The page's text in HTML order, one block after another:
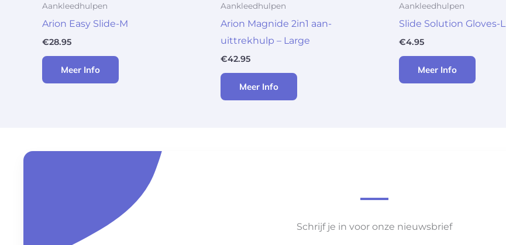
Aankleedhulpen
Arion Easy Slide-M
€28.95
Meer Info
Aankleedhulpen
Arion Magnide 2in1 aan-
uittrekhulp – Large
€42.95
Meer Info
Aankleedhulpen
Slide Solution Gloves-L
€4.95
Meer Info
Schrijf je in voor onze nieuwsbrief